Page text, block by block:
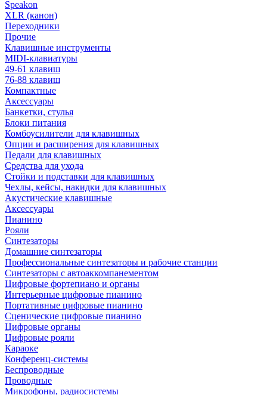
Speakon
XLR (канон)
Переходники
Прочие
Клавишные инструменты
MIDI-клавиатуры
49-61 клавиш
76-88 клавиш
Компактные
Аксессуары
Банкетки, стулья
Блоки питания
Комбоусилители для клавишных
Опции и расширения для клавишных
Педали для клавишных
Средства для ухода
Стойки и подставки для клавишных
Чехлы, кейсы, накидки для клавишных
Акустические клавишные
Аксессуары
Пианино
Рояли
Синтезаторы
Домашние синтезаторы
Профессиональные синтезаторы и рабочие станции
Синтезаторы с автоаккомпанементом
Цифровые фортепиано и органы
Интерьерные цифровые пианино
Портативные цифровые пианино
Сценические цифровые пианино
Цифровые органы
Цифровые рояли
Караоке
Конференц-системы
Беспроводные
Проводные
Микрофоны, радиосистемы